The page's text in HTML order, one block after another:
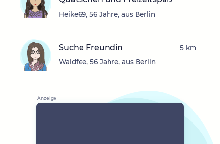
Heike69, 56 Jahre, aus Berlin
Suche Freundin
Waldfee, 56 Jahre, aus Berlin
5 km